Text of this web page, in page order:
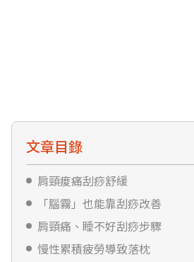
文章目錄
肩頸痠痛刮痧舒緩
「腦霧」也能靠刮痧改善
肩頸痛、睡不好刮痧步驟
慢性累積疲勞導致落枕